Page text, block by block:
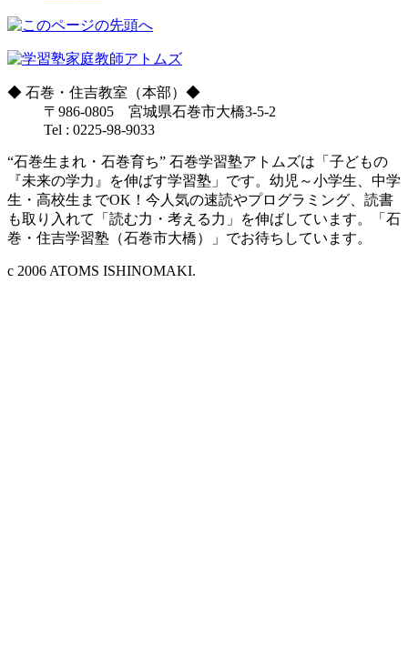
◆ 石巻・住吉教室（本部） ◆
〒986-0805 宮城県石巻市大橋3-5-2
Tel : 0225-98-9033
“石巻生まれ・石巻育ち” 石巻学習塾アトムズは「子どもの
『未来の学力』を伸ばす学習塾」です。幼児～小学生、中学
生・高校生までOK！今人気の速読やプログラミング、読書
も取り入れて「読む力・考える力」を伸ばしています。「石
巻・住吉学習塾（石巻市大橋）」でお待ちしています。
c 2006 ATOMS ISHINOMAKI.